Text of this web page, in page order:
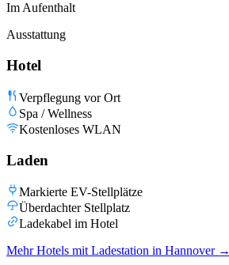
Im Aufenthalt
Ausstattung
Hotel
Verpflegung vor Ort
Spa / Wellness
Kostenloses WLAN
Laden
Markierte EV-Stellplätze
Überdachter Stellplatz
Ladekabel im Hotel
Mehr Hotels mit Ladestation in Hannover→